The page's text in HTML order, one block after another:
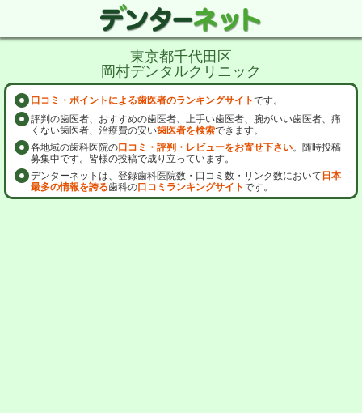
東京都千代田区
岡村デンタルクリニック
口コミ・ポイントによる歯医者のランキングサイトです。
評判の歯医者、おすすめの歯医者、上手い歯医者、腕がいい歯医者、痛
くない歯医者、治療費の安い歯医者を検索できます。
各地域の歯科医院の口コミ・評判・レビューをお寄せ下さい。随時投稿
募集中です。皆様の投稿で成り立っています。
デンターネットは、登録歯科医院数・口コミ数・リンク数において 日本
最多の情報を誇る歯科の口コミランキングサイトです。